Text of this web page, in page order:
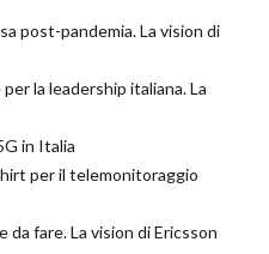
post-pandemia. La vision di
la leadership italiana. La
in Italia
per il telemonitoraggio
da fare. La vision di Ericsson